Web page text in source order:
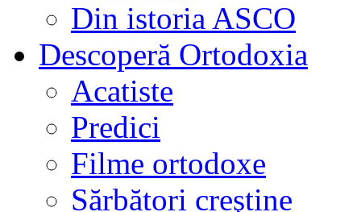
Din istoria ASCO
Descoperă Ortodoxia
Acatiste
Predici
Filme ortodoxe
Sărbători creştine